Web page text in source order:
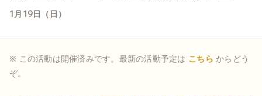
1月19日（日）
※ この活動は開催済みです。最新の活動予定は こちら からどう
ぞ。